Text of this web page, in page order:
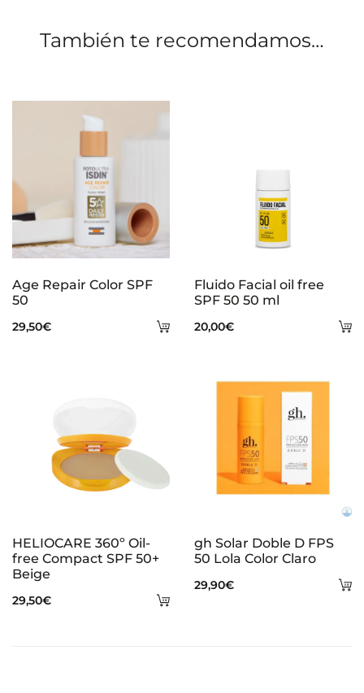
s
También te recomendamos…
Añadir
Age Repair Color SPF
50
29,50€
Fluido Facial oil free
SPF 50 50 ml
20,00€
Añadir
HELIOCARE 360º Oil-
free Compact SPF 50+
Beige
29,50€
gh Solar Doble D FPS
50 Lola Color Claro
29,90€